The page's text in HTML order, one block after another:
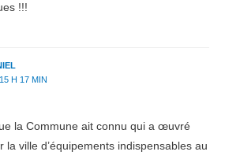
!!!
H 17 MIN
la Commune ait connu qui a œuvré
la ville d’équipements indispensables au